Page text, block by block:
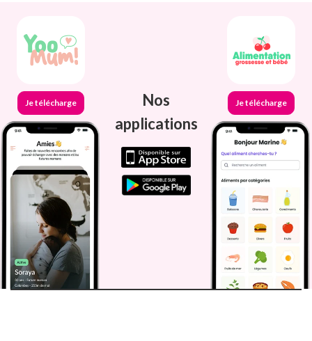
Je télécharge
Nos
applications
Je télécharge